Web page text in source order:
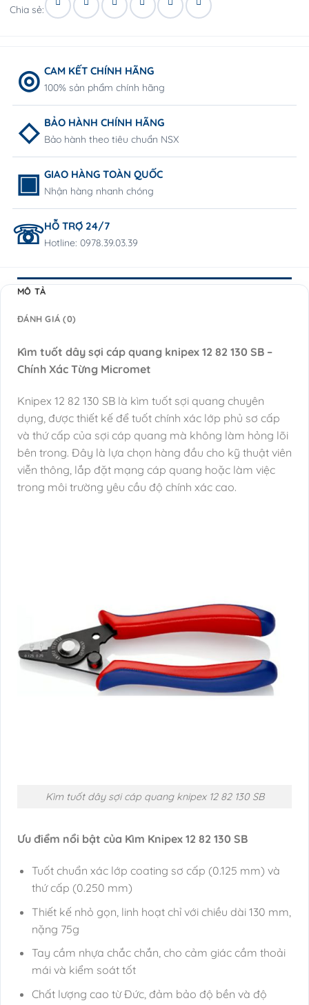
Chia sẻ:
CAM KẾT CHÍNH HÃNG
100% sản phẩm chính hãng
BẢO HÀNH CHÍNH HÃNG
Bảo hành theo tiêu chuẩn NSX
GIAO HÀNG TOÀN QUỐC
Nhận hàng nhanh chóng
HỖ TRỢ 24/7
Hotline: 0978.39.03.39
MÔ TẢ
ĐÁNH GIÁ (0)
Kìm tuốt dây sợi cáp quang knipex 12 82 130 SB –
Chính Xác Từng Micromet
Knipex 12 82 130 SB là kìm tuốt sợi quang chuyên
dụng, được thiết kế để tuốt chính xác lớp phủ sơ cấp
và thứ cấp của sợi cáp quang mà không làm hỏng lõi
bên trong. Đây là lựa chọn hàng đầu cho kỹ thuật viên
viễn thông, lắp đặt mạng cáp quang hoặc làm việc
trong môi trường yêu cầu độ chính xác cao.
Kìm tuốt dây sợi cáp quang knipex 12 82 130 SB
Ưu điểm nổi bật của Kìm Knipex 12 82 130 SB
Tuốt chuẩn xác lớp coating sơ cấp (0.125 mm) và
thứ cấp (0.250 mm)
Thiết kế nhỏ gọn, linh hoạt chỉ với chiều dài 130 mm,
nặng 75g
Tay cầm nhựa chắc chắn, cho cảm giác cầm thoải
mái và kiểm soát tốt
Chất lượng cao từ Đức, đảm bảo độ bền và độ